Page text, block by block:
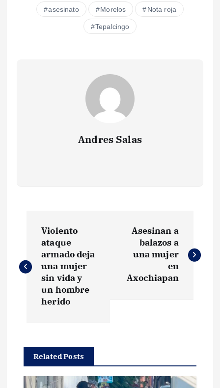
asesinato Morelos Nota roja
Tepalcingo
Andres Salas
v
a
c
Violento
ataque
armado deja
una mujer
sin vida y
un hombre
herido
Asesinan a
balazos a
una mujer
en
Axochiapan
Related Posts